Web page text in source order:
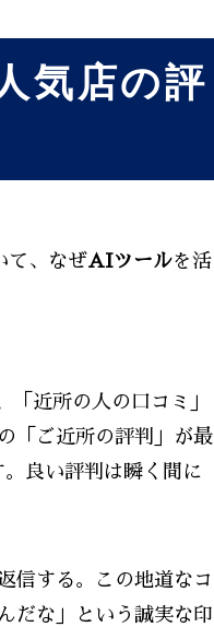
気店の評
て、なぜAIツールを活
近所の人の口コミ」
「ご近所の評判」が最
良い評判は瞬く間に
信する。この地道なコ
だな」という誠実な印